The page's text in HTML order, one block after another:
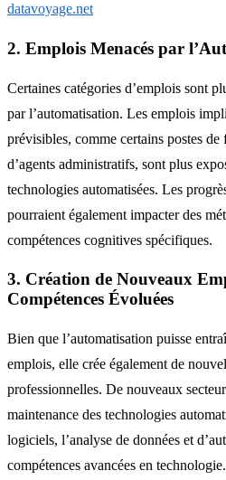
datavoyage.net
2. Emplois Menacés par
Certaines catégories d’emplois sont
par l’automatisation. Les emplois
prévisibles, comme certains postes
d’agents administratifs, sont plus
technologies automatisées. Les
pourraient également impacter des
compétences cognitives spécifiques.
3. Création de Nouveaux
Compétences Évoluées
Bien que l’automatisation puisse
emplois, elle crée également de
professionnelles. De nouveaux
maintenance des technologies
logiciels, l’analyse de données et
compétences avancées en